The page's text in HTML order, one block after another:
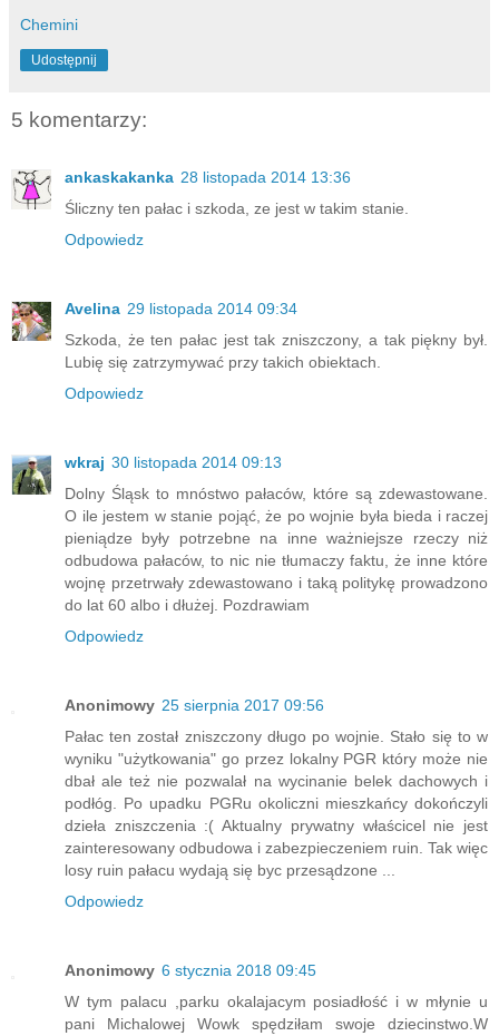
Chemini
Udostępnij
5 komentarzy:
ankaskakanka 28 listopada 2014 13:36
Śliczny ten pałac i szkoda, ze jest w takim stanie.
Odpowiedz
Avelina 29 listopada 2014 09:34
Szkoda, że ten pałac jest tak zniszczony, a tak piękny był.
Lubię się zatrzymywać przy takich obiektach.
Odpowiedz
wkraj 30 listopada 2014 09:13
Dolny Śląsk to mnóstwo pałaców, które są zdewastowane.
O ile jestem w stanie pojąć, że po wojnie była bieda i raczej
pieniądze były potrzebne na inne ważniejsze rzeczy niż
odbudowa pałaców, to nic nie tłumaczy faktu, że inne które
wojnę przetrwały zdewastowano i taką politykę prowadzono
do lat 60 albo i dłużej. Pozdrawiam
Odpowiedz
Anonimowy 25 sierpnia 2017 09:56
Pałac ten został zniszczony długo po wojnie. Stało się to w
wyniku "użytkowania" go przez lokalny PGR który może nie
dbał ale też nie pozwalał na wycinanie belek dachowych i
podłóg. Po upadku PGRu okoliczni mieszkańcy dokończyli
dzieła zniszczenia :( Aktualny prywatny właścicel nie jest
zainteresowany odbudowa i zabezpieczeniem ruin. Tak więc
losy ruin pałacu wydają się byc przesądzone ...
Odpowiedz
Anonimowy 6 stycznia 2018 09:45
W tym palacu ,parku okalajacym posiadłość i w młynie u
pani Michalowej Wowk spędziłam swoje dziecinstwo.W